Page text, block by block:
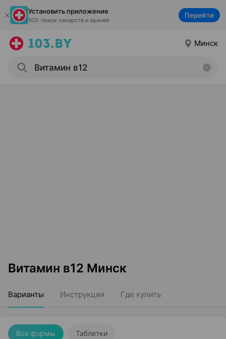
Установить приложение
103: поиск лекарств и врачей
Перейти
Минск
Витамин в12 Минск
Варианты Инструкция Где купить
Все формы Таблетки